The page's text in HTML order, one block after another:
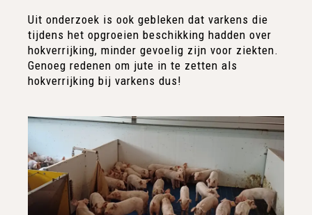
Uit onderzoek is ook gebleken dat varkens die
tijdens het opgroeien beschikking hadden over
hokverrijking, minder gevoelig zijn voor ziekten.
Genoeg redenen om jute in te zetten als
hokverrijking bij varkens dus!